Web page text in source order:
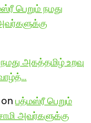
பெறும் நமது
அகத்தமிழ் உறவு
onபத்மஸ்ரீ பெறும்
அவர்களுக்கு